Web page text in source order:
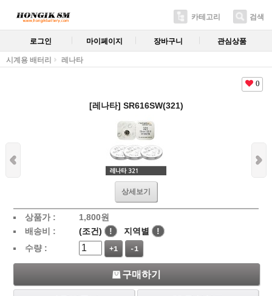
카테고리 검색
로그인 마이페이지 장바구니 관심상품
시계용 배터리 레나타
0
[레나타] SR616SW(321)
상세보기
상품가 : 1,800원
배송비 :
(조건) ! 지역별
!
수량 :
+1 -1
구매하기